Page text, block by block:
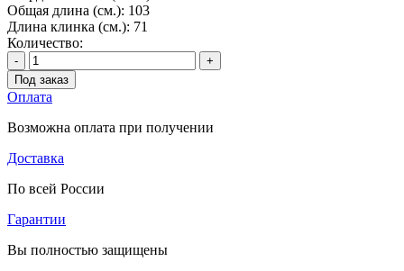
Общая длина (см.): 103
Длина клинка (см.): 71
Количество:
-
+
Под заказ
Оплата
Возможна оплата при получении
Доставка
По всей России
Гарантии
Вы полностью защищены